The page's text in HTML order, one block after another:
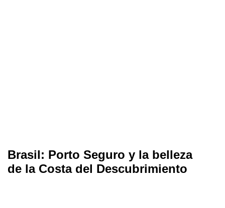
Brasil: Porto Seguro y la belleza
de la Costa del Descubrimiento